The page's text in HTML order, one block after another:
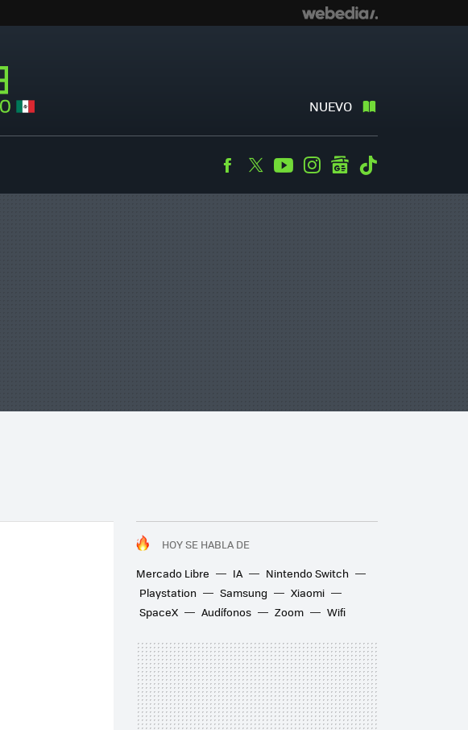
NUEVO
Facebook
TwitterYoutubeInstagramgooglenews
HOY SE HABLA DE
Mercado Libre
IA
Nintendo Switch
Playstation
Samsung
Xiaomi
SpaceX
Audífonos Zoom Wifi